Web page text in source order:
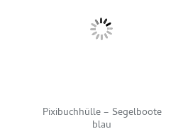
Pixibuchhülle – Segelboote